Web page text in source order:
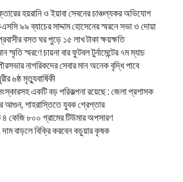
হয়রানি ও ইয়াবা সেবনের চাঞ্চল্যকর অভিযোগ
৯৯ ব্যাচের সাদ্দাম হোসেনের স্মরনে সভা ও দোয়া
বসত ঘর পুড়ে ১৫ লাখ টাকা ক্ষয়ক্ষতি
স্মৃতি স্মরণে চায়না বার ফুটবল টুর্নামেন্টের ৭ম ম্যাচ
নাগরিকদের সেবার মান অনেক বৃদ্ধি পাবে
৬ষ্ঠ মৃত্যুবার্ষিকী
একটি বড় পরিকল্পনা রয়েছে : জেলা প্রশাসক
আগুন, শাহরাস্তিতে যুবক গ্রেপ্তার
৪ কেজি ৮০০ গ্রামের টিউমার অপসারণ
বাড়লে বিক্রি করবেন কচুয়ার কৃষক